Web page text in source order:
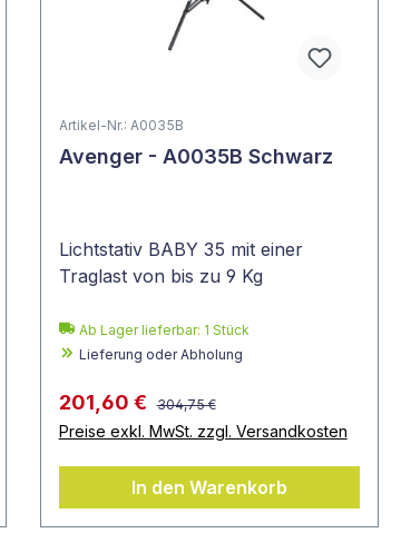
Artikel-Nr.: A0035B
Avenger - A0035B Schwarz
Lichtstativ BABY 35 mit einer
Traglast von bis zu 9 Kg
Ab Lager lieferbar: 1 Stück
Lieferung oder Abholung
201,60 € 304,75 €
Preise exkl. MwSt. zzgl. Versandkosten
In den Warenkorb